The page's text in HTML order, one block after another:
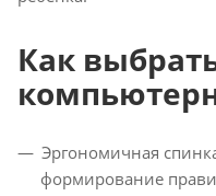
Как
Эргономичная
формирование